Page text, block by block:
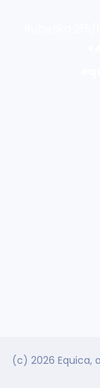
(c) 2026 Equica,